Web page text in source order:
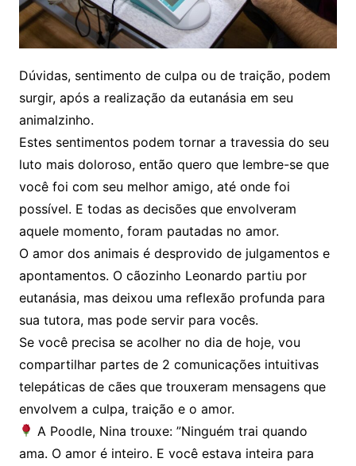
Dúvidas, sentimento de culpa ou de traição, podem
surgir, após a realização da eutanásia em seu
animalzinho.
Estes sentimentos podem tornar a travessia do seu
luto mais doloroso, então quero que lembre-se que
você foi com seu melhor amigo, até onde foi
possível. E todas as decisões que envolveram
aquele momento, foram pautadas no amor.
O amor dos animais é desprovido de julgamentos e
apontamentos. O cãozinho Leonardo partiu por
eutanásia, mas deixou uma reflexão profunda para
sua tutora, mas pode servir para vocês.
Se você precisa se acolher no dia de hoje, vou
compartilhar partes de 2 comunicações intuitivas
telepáticas de cães que trouxeram mensagens que
envolvem a culpa, traição e o amor.
A Poodle, Nina trouxe: ”Ninguém trai quando
ama. O amor é inteiro. E você estava inteira para